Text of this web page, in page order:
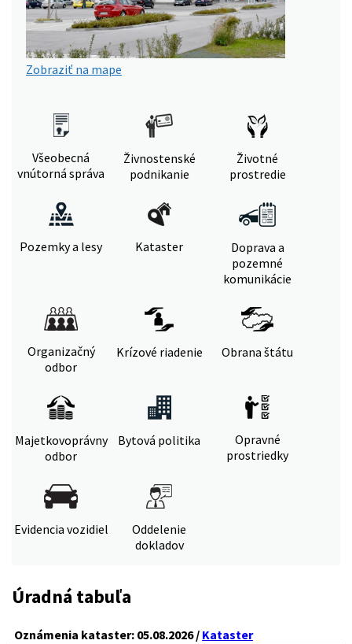
Zobraziť na mape
Všeobecná
vnútorná správa
Živnostenské
podnikanie
Životné
prostredie
Pozemky a lesy Kataster
Doprava a
pozemné
komunikácie
Organizačný
odbor
Krízové riadenie Obrana štátu
Majetkovoprávny
odbor
Bytová politika
Opravné
prostriedky
Evidencia vozidiel
Oddelenie
dokladov
Úradná tabuľa
Oznámenia kataster: 05.08.2026 / Kataster